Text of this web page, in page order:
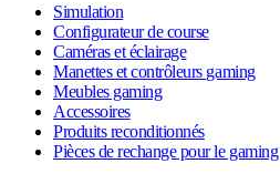
Simulation
Configurateur de course
Caméras et éclairage
Manettes et contrôleurs gaming
Meubles gaming
Accessoires
Produits reconditionnés
Pièces de rechange pour le gaming